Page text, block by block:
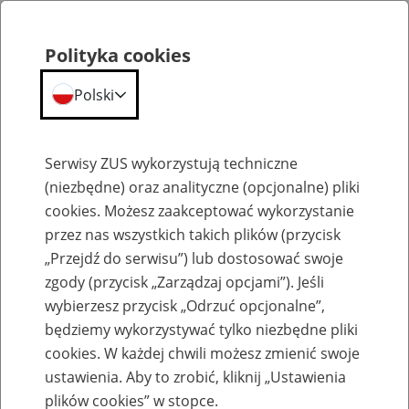
Szkolenia
Zaproś ZUS do siebie: Aktywni 50+
Polityka cookies
Polski
Serwisy ZUS wykorzystują techniczne
(niezbędne) oraz analityczne (opcjonalne) pliki
cookies. Możesz zaakceptować wykorzystanie
przez nas wszystkich takich plików (przycisk
„Przejdź do serwisu”) lub dostosować swoje
zgody (przycisk „Zarządzaj opcjami”). Jeśli
wybierzesz przycisk „Odrzuć opcjonalne”,
będziemy wykorzystywać tylko niezbędne pliki
cookies. W każdej chwili możesz zmienić swoje
ustawienia. Aby to zrobić, kliknij „Ustawienia
plików cookies” w stopce.